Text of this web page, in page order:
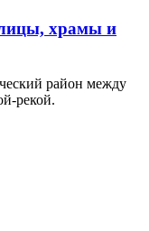
храмы и
район между
рекой.